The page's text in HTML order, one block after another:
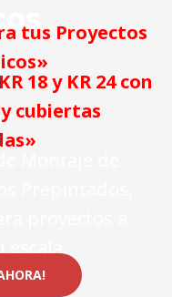
tus Proyectos
18 y KR 24 con
cubiertas
escala.